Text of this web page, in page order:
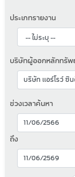
ประเภทรายงาน
บริษัทผู้ออกหลักทรัพ
ช่วงเวลาค้นหา
ถึง